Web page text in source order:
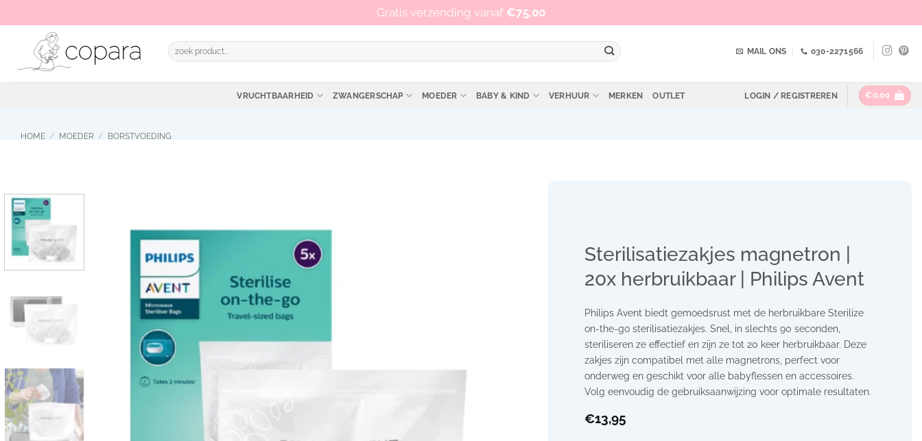
naar
Op werkdagen vóór 15:00 besteld, zelfde dag verzonden!
Zoeken
naar:
MAIL ONS 030-2271566
VRUCHTBAARHEID ZWANGERSCHAP MOEDER BABY & KIND VERHUUR MERKEN OUTLET LOGIN / REGISTREREN €0,00
HOME / MOEDER / BORSTVOEDING
Sterilisatiezakjes magnetron |
20x herbruikbaar | Philips Avent
Philips Avent biedt gemoedsrust met de herbruikbare Sterilize
on-the-go sterilisatiezakjes. Snel, in slechts 90 seconden,
steriliseren ze effectief en zijn ze tot 20 keer herbruikbaar. Deze
zakjes zijn compatibel met alle magnetrons, perfect voor
onderweg en geschikt voor alle babyflessen en accessoires.
Volg eenvoudig de gebruiksaanwijzing voor optimale resultaten.
€13,95
Gratis verzending vanaf €75,00